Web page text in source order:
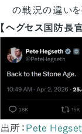
の戦況の違いを
【ヘグセス国防長
出所： Pete